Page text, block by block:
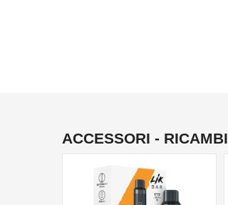
ACCESSORI - RICAMBI
NON DISPONIBILE